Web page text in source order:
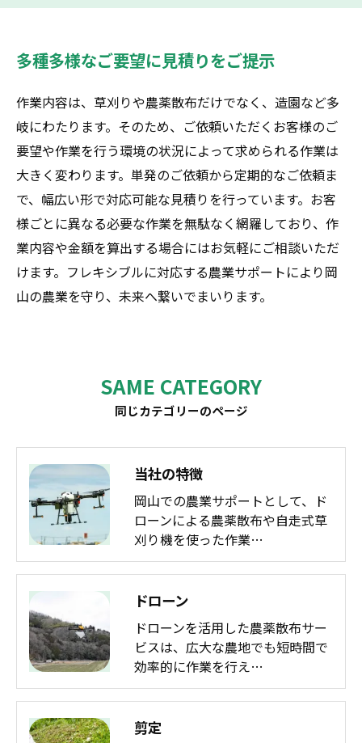
多種多様なご要望に見積りをご提示
作業内容は、草刈りや農薬散布だけでなく、造園など多
岐にわたります。そのため、ご依頼いただくお客様のご
要望や作業を行う環境の状況によって求められる作業は
大きく変わります。単発のご依頼から定期的なご依頼ま
で、幅広い形で対応可能な見積りを行っています。お客
様ごとに異なる必要な作業を無駄なく網羅しており、作
業内容や金額を算出する場合にはお気軽にご相談いただ
けます。フレキシブルに対応する農業サポートにより岡
山の農業を守り、未来へ繋いでまいります。
同じカテゴリーのページ
SAME CATEGORY
当社の特徴
岡山での農業サポートとして、ド
ローンによる農薬散布や自走式草
刈り機を使った作業…
ドローン
ドローンを活用した農薬散布サー
ビスは、広大な農地でも短時間で
効率的に作業を行え…
剪定